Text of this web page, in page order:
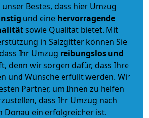
Bestes, dass hier Umzug
und eine hervorragende
sowie Qualität bietet. Mit
in Salzgitter können Sie
Ihr Umzug reibungslos und
denn wir sorgen dafür, dass Ihre
und Wünsche erfüllt werden. Wir
Partner, um Ihnen zu helfen
dass Ihr Umzug nach
Donau ein erfolgreicher ist.